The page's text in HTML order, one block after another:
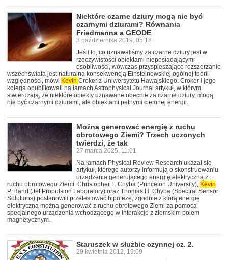
Niektóre czarne dziury mogą nie być
czarnymi dziurami? Równania
Friedmanna a GEODE
3 października 2019, 05:18
Jeśli to, co uznawaliśmy za czarne dziury jest w
rzeczywistości obiektami nieposiadającymi
osobliwości, wówczas przyspieszające rozszerzanie
wszechświata jest naturalną konsekwencją Einsteinowskiej ogólnej teorii
względności, mówi Kevin Croker z Uniwersytetu Hawajskiego. Croker i jego
kolega opublikowali na łamach Astrophysical Journal artykuł, w którym
stwierdzają, że niektóre obiekty uznawane obecnie za czarne dziury, mogą
nie być czarnymi dziurami, ale obiektami pełnymi ciemnej energii.
Można generować energię z ruchu
obrotowego Ziemi? Trzech uczonych
twierdzi, że tak
27 marca 2025, 11:01
Na łamach Physical Review Research ukazał się
artykuł, którego autorzy informują o skonstruowaniu
urządzenia generującego energię elektryczną z...
ruchu obrotowego Ziemi. Christopher F. Chyba (Princeton University), Kevin
P. Hand (Jet Propulsion Laboratory) oraz Thomas H. Chyba (Spectral Sensor
Solutions) postanowili przetestować hipotezę, zgodnie z którą energię
elektryczną można generować z ruchu obrotowego Ziemi za pomocą
specjalnego urządzenia wchodzącego w interakcje z ziemskim polem
magnetycznym.
Staruszek w służbie czynnej cz. 2.
29 kwietnia 2012, 19:09